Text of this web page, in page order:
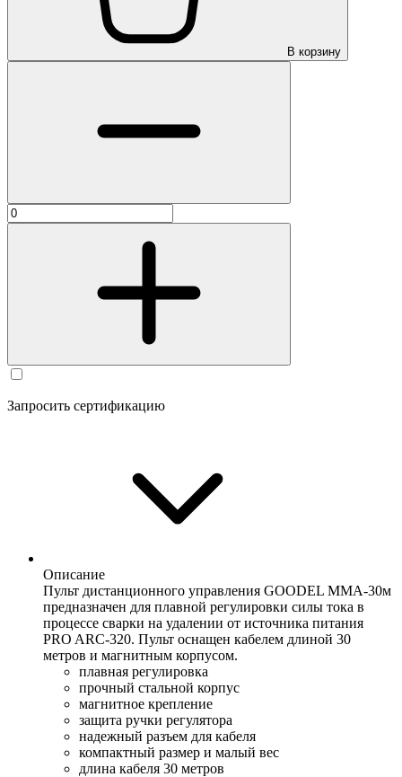
В корзину
Запросить сертификацию
Описание
Пульт дистанционного управления GOODEL MMA-30м
предназначен для плавной регулировки силы тока в
процессе сварки на удалении от источника питания
PRO ARC-320. Пульт оснащен кабелем длиной 30
метров и магнитным корпусом.
плавная регулировка
прочный стальной корпус
магнитное крепление
защита ручки регулятора
надежный разъем для кабеля
компактный размер и малый вес
длина кабеля 30 метров